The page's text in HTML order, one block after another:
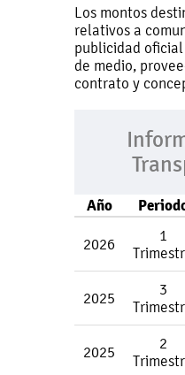
Los montos
relativos a
publicidad
de medio,
contrato y
Año
2026
1
2025
3
2025
2